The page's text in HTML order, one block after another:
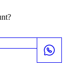
riservato